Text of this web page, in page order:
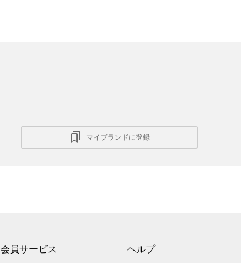
マイブランドに登録
会員サービス ヘルプ